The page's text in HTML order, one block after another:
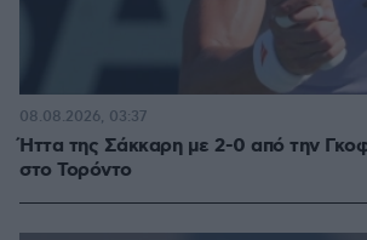
Ήττα της Σάκκαρη με 2-0 από την
στο Τορόντο
08.08.2026, 03:37